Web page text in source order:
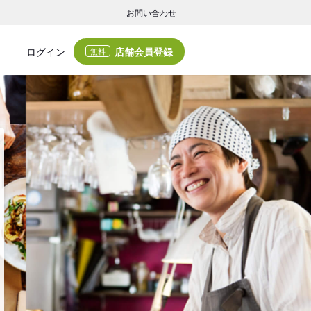
お問い合わせ
ログイン 無料 店舗会員登録
集客・業務支援
グの集客サービスと業務支援サービスで店舗経営の課題解決を支援します。